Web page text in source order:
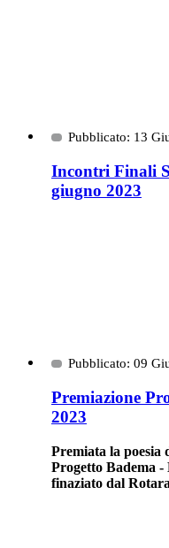
Pubblicato: 13
Incontri Finali
giugno 2023
Pubblicato: 09
Premiazione
2023
Premiata la poesia
Progetto Badema
finaziato dal